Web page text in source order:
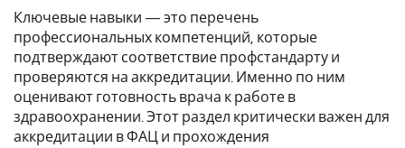
Ключевые навыки — это перечень
профессиональных компетенций, которые
подтверждают соответствие профстандарту и
проверяются на аккредитации. Именно по ним
оценивают готовность врача к работе в
здравоохранении. Этот раздел критически важен для
аккредитации в ФАЦ и прохождения